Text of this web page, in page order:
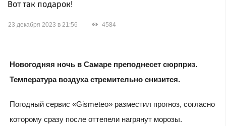
Вот так подарок!
23 декабря 2023 в 21:56 4584
Новогодняя ночь в Самаре преподнесет сюрприз.
Температура воздуха стремительно снизится.
Погодный сервис «Gismeteo» разместил прогноз, согласно
которому сразу после оттепели нагрянут морозы.